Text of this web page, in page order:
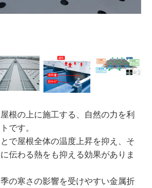
根の上に施工する、自然の力を利
です。
で屋根全体の温度上昇を抑え、そ
伝わる熱をも抑える効果がありま
の寒さの影響を受けやすい金属折